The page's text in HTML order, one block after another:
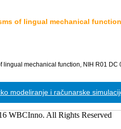
of lingual mechanical function
lingual mechanical function, NIH R01
modeliranje i računarske
WBCInno. All Rights Reserved